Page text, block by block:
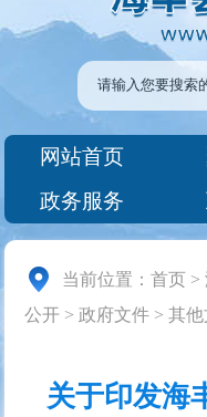
网站首页
政务服务
当前位置：首页 >
公开 >政府文件 >其
关于印发海